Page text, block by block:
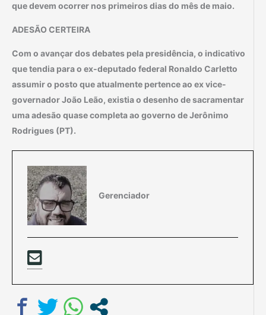
que devem ocorrer nos primeiros dias do mês de maio.
ADESÃO CERTEIRA
Com o avançar dos debates pela presidência, o indicativo
que tendia para o ex-deputado federal Ronaldo Carletto
assumir o posto que atualmente pertence ao ex vice-
governador João Leão, existia o desenho de sacramentar
uma adesão quase completa ao governo de Jerônimo
Rodrigues (PT).
Gerenciador